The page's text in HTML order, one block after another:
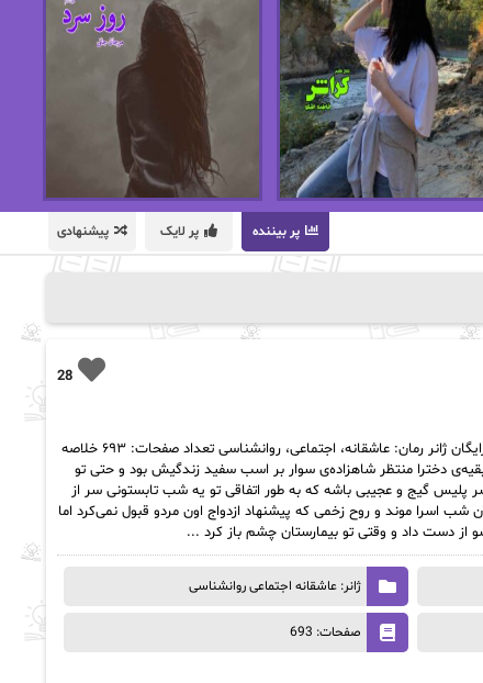
پر بیننده پر لایک پیشنهادی
28
دانلود رمان ویرانگر از نویسنده سمیرا پروانه رمان رایگان ژانر رمان: عاشقانه، اجتماعی، روانشناسی تعداد صفحات: ۶۹۳ خلاصه
دخترا منتظر شاهزاده‌ی سوار بر اسب سفید زندگیش بود و حتی تو
گیج و عجیبی باشه که به طور اتفاقی تو یه شب تابستونی سر از
اسرا موند و روح زخمی که پیشنهاد ازدواج اون مردو قبول نمی‌کرد اما
از دست داد و وقتی تو بیمارستان چشم باز کرد ...
ژانر: عاشقانه اجتماعی روانشناسی
صفحات: 693